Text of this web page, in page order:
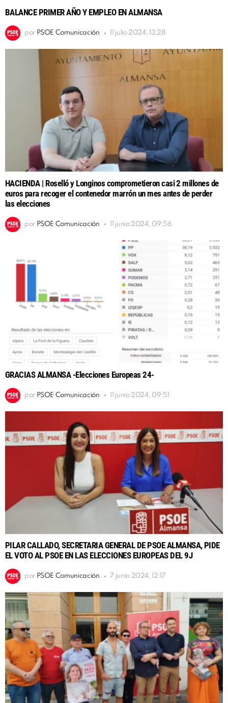
BALANCE PRIMER AÑO Y EMPLEO EN ALMANSA
por PSOE Comunicación 11 julio 2024, 13:28
HACIENDA | Roselló y Longinos comprometieron casi 2 millones de
euros para recoger el contenedor marrón un mes antes de perder
las elecciones
por PSOE Comunicación 11 junio 2024, 09:56
GRACIAS ALMANSA -Elecciones Europeas 24-
por PSOE Comunicación 11 junio 2024, 09:51
PILAR CALLADO, SECRETARIA GENERAL DE PSOE ALMANSA, PIDE
EL VOTO AL PSOE EN LAS ELECCIONES EUROPEAS DEL 9J
por PSOE Comunicación 7 junio 2024, 12:17